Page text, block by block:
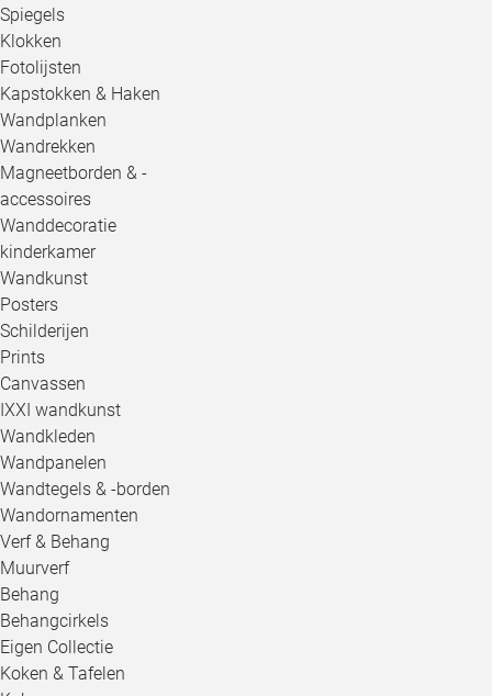
Spiegels
Klokken
Fotolijsten
Kapstokken & Haken
Wandplanken
Wandrekken
Magneetborden & -
accessoires
Wanddecoratie
kinderkamer
Wandkunst
Posters
Schilderijen
Prints
Canvassen
IXXI wandkunst
Wandkleden
Wandpanelen
Wandtegels & -borden
Wandornamenten
Verf & Behang
Muurverf
Behang
Behangcirkels
Eigen Collectie
Koken & Tafelen